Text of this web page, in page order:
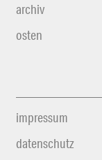
archiv
osten
impressum
datenschutz